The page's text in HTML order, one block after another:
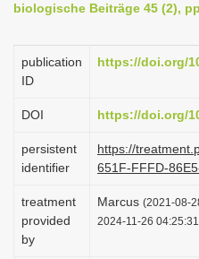
g
t
biologische Beiträge 45 (2),
publication
ID
https://doi.org/
DOI https://doi.org/
persistent
identifier
https://
651F-FFFD-
treatment
provided
by
Marcus (2021-08-
2024-11-26